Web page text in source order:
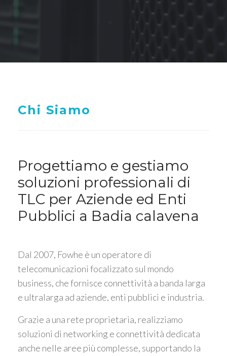
Chi Siamo
Progettiamo e gestiamo
soluzioni professionali di
TLC per Aziende ed Enti
Pubblici a Badia calavena
Dal 2007, Fowhe è un operatore di
telecomunicazioni focalizzato sul mondo
business, che fornisce connettività a banda larga
e ultralarga ad aziende, enti pubblici e industria.
Grazie a una rete proprietaria, realizziamo
soluzioni di networking e connettività dedicata
anche nelle aree più complesse, supportando la